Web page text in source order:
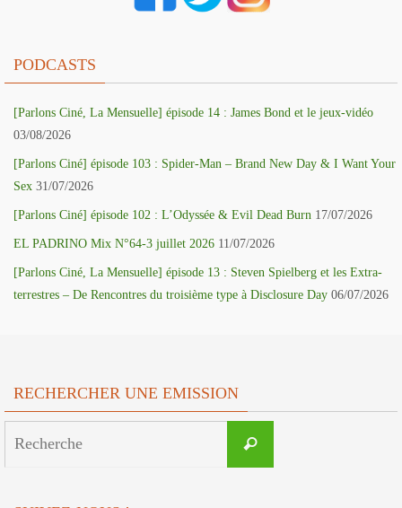
PODCASTS
[Parlons Ciné, La Mensuelle] épisode 14 : James Bond et le jeux-vidéo
03/08/2026
[Parlons Ciné] épisode 103 : Spider-Man – Brand New Day & I Want Your
Sex 31/07/2026
[Parlons Ciné] épisode 102 : L’Odyssée & Evil Dead Burn 17/07/2026
EL PADRINO Mix N°64-3 juillet 2026 11/07/2026
[Parlons Ciné, La Mensuelle] épisode 13 : Steven Spielberg et les Extra-
terrestres – De Rencontres du troisième type à Disclosure Day 06/07/2026
RECHERCHER UNE EMISSION
Recherche